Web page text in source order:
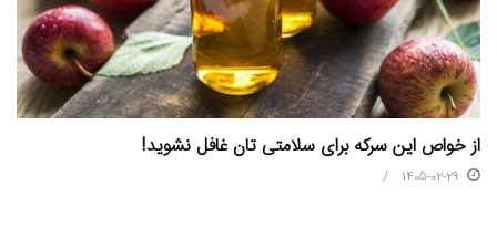
از خواص این سرکه برای سلامتی تان غافل نشوید!
1405-02-29